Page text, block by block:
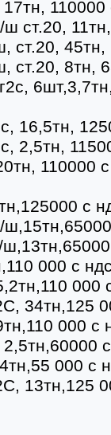
110000
ст.20,
ст.20,
ст.20, 8тн,
16,5тн,
2,5тн,
110000
с
000 с
000
34тн,125
000 с
000 с
13тн,125